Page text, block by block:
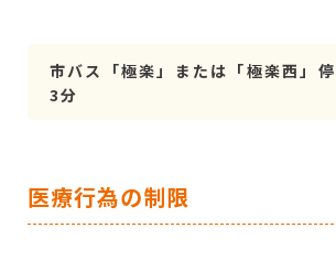
市バス「極楽」または「極楽西」
3分
医療行為の制限